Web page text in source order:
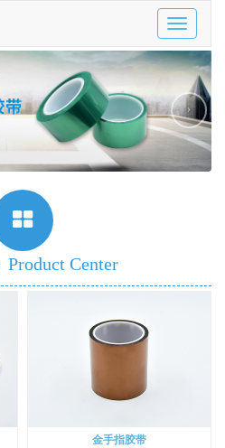
Toggle
›
Product Center
金手指胶带